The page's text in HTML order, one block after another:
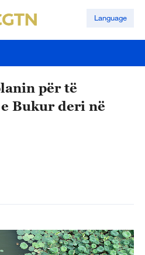
Language
për të
Bukur deri në